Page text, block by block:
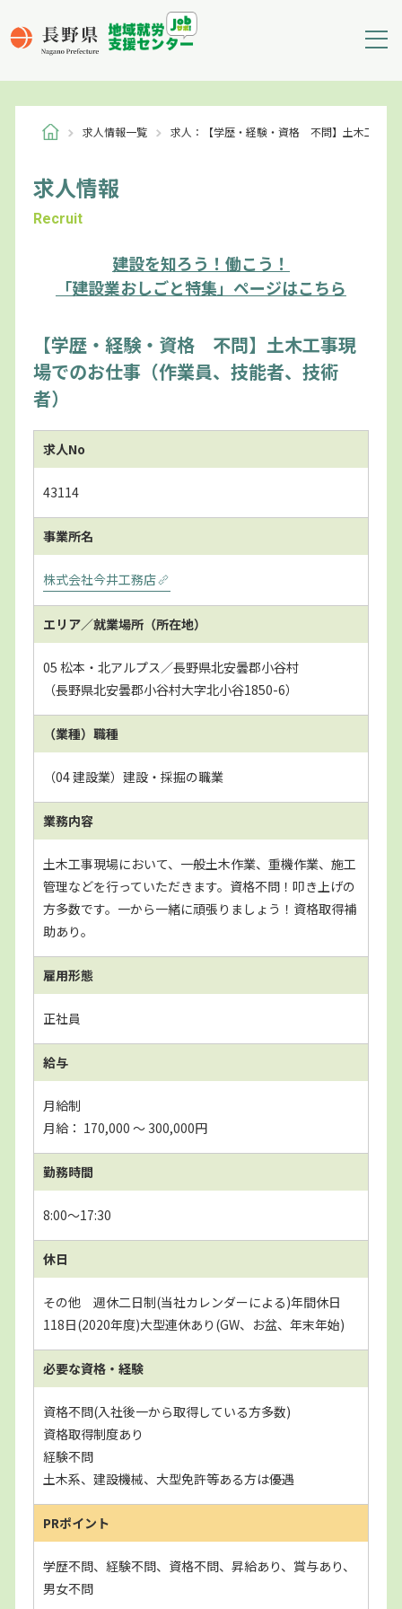
求人情報一覧 求人：【学歴・経験・資格 不問】土木工事現
求人情報
Recruit
建設を知ろう！働こう！
「建設業おしごと特集」ページはこちら
【学歴・経験・資格 不問】土木工事現
場でのお仕事（作業員、技能者、技術
者）
求人No
43114
事業所名
株式会社今井工務店
エリア／就業場所（所在地）
05 松本・北アルプス／長野県北安曇郡小谷村
（長野県北安曇郡小谷村大字北小谷1850-6）
（業種）職種
（04 建設業）建設・採掘の職業
業務内容
土木工事現場において、一般土木作業、重機作業、施工
管理などを行っていただきます。資格不問！叩き上げの
方多数です。一から一緒に頑張りましょう！資格取得補
助あり。
雇用形態
正社員
給与
月給制
月給： 170,000 〜 300,000円
勤務時間
8:00～17:30
休日
その他 週休二日制(当社カレンダーによる)年間休日
118日(2020年度)大型連休あり(GW、お盆、年末年始)
必要な資格・経験
資格不問(入社後一から取得している方多数)
資格取得制度あり
経験不問
土木系、建設機械、大型免許等ある方は優遇
PRポイント
学歴不問、経験不問、資格不問、昇給あり、賞与あり、
男女不問